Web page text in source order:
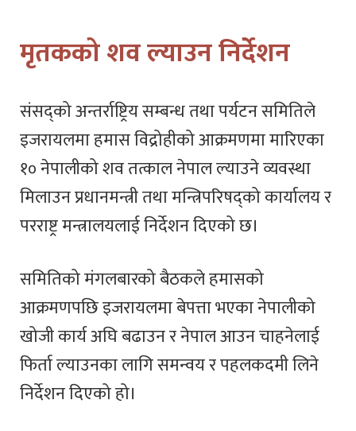
मृतकको शव ल्याउन निर्देशन
संसद्को अन्तर्राष्ट्रिय सम्बन्ध तथा पर्यटन समितिले
इजरायलमा हमास विद्रोहीको आक्रमणमा मारिएका
१० नेपालीको शव तत्काल नेपाल ल्याउने व्यवस्था
मिलाउन प्रधानमन्त्री तथा मन्त्रिपरिषद्को कार्यालय र
परराष्ट्र मन्त्रालयलाई निर्देशन दिएको छ।
समितिको मंगलबारको बैठकले हमासको
आक्रमणपछि इजरायलमा बेपत्ता भएका नेपालीको
खोजी कार्य अघि बढाउन र नेपाल आउन चाहनेलाई
फिर्ता ल्याउनका लागि समन्वय र पहलकदमी लिने
निर्देशन दिएको हो।